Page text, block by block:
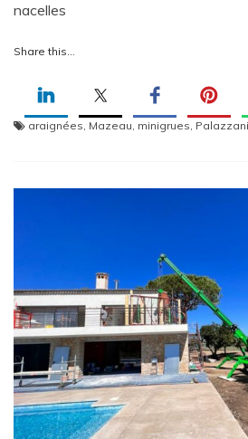
nacelles
Share this...
araignées, Mazeau, minigrues, Palazzani